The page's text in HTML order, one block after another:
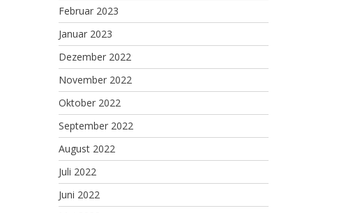
Februar 2023
Januar 2023
Dezember 2022
November 2022
Oktober 2022
September 2022
August 2022
Juli 2022
Juni 2022